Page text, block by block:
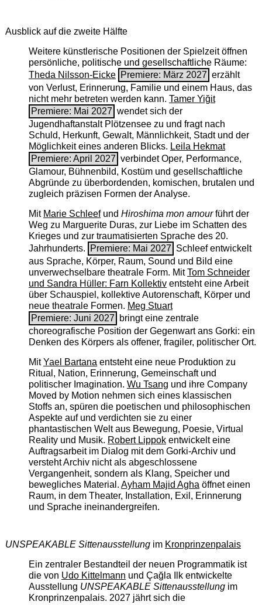
Ausblick auf die zweite Hälfte
Weitere künstlerische Positionen der Spielzeit öffnen
persönliche, politische und gesellschaftliche Räume:
Theda Nilsson-Eicke Premiere: März 2027 erzählt
von Verlust, Erinnerung, Familie und einem Haus, das
nicht mehr betreten werden kann. Tamer Yiğit
Premiere: Mai 2027 wendet sich der
Jugendhaftanstalt Plötzensee zu und fragt nach
Schuld, Herkunft, Gewalt, Männlichkeit, Stadt und der
Möglichkeit eines anderen Blicks. Leila Hekmat
Premiere: April 2027 verbindet Oper, Performance,
Glamour, Bühnenbild, Kostüm und gesellschaftliche
Abgründe zu überbordenden, komischen, brutalen und
zugleich präzisen Formen der Analyse.
Mit Marie Schleefund Hiroshima mon amourführt der
Weg zu Marguerite Duras, zur Liebe im Schatten des
Krieges und zur traumatisierten Sprache des 20.
Jahrhunderts.
Premiere: Mai 2027 Schleef entwickelt
aus Sprache, Körper, Raum, Sound und Bild eine
unverwechselbare theatrale Form. MitTom Schneider
und Sandra Hüller: Farn Kollektiventsteht eine Arbeit
über Schauspiel, kollektive Autorenschaft, Körper und
neue theatrale Formen. Meg Stuart
Premiere: Juni 2027
bringt eine zentrale
choreografische Position der Gegenwart ans Gorki: ein
Denken des Körpers als offener, fragiler, politischer Ort.
MitYael Bartanaentsteht eine neue Produktion zu
Ritual, Nation, Erinnerung, Gemeinschaft und
politischer Imagination. Wu Tsang und ihre Company
Moved by Motion nehmen sich eines klassischen
Stoffs an, spüren die poetischen und philosophischen
Aspekte auf und verdichten sie zu einer
phantastischen Welt aus Bewegung, Poesie, Virtual
Reality und Musik. Robert Lippokentwickelt eine
Auftragsarbeit im Dialog mit dem Gorki-Archiv und
versteht Archiv nicht als abgeschlossene
Vergangenheit, sondern als Klang, Speicher und
bewegliches Material. Ayham Majid Aghaöffnet einen
Raum, in dem Theater, Installation, Exil, Erinnerung
und Sprache ineinandergreifen.
UNSPEAKABLE Sittenausstellungim Kronprinzenpalais
Ein zentraler Bestandteil der neuen Programmatik ist
die von Udo Kittelmann und Çağla Ilk entwickelte
Ausstellung UNSPEAKABLE Sittenausstellungim
Kronprinzenpalais. 2027 jährt sich die